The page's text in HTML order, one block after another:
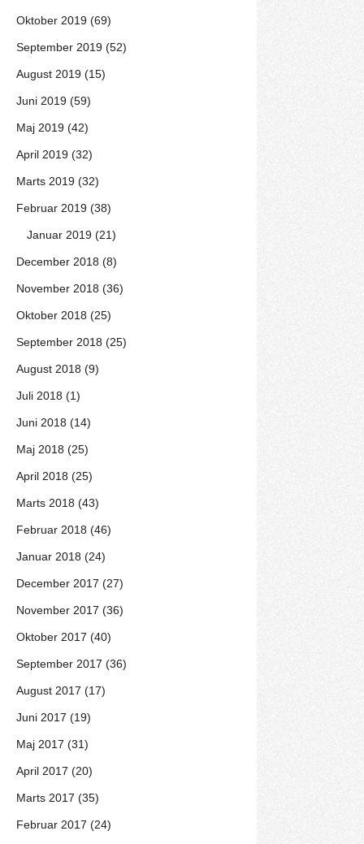
Oktober 2019 (69)
September 2019 (52)
August 2019 (15)
Juni 2019 (59)
Maj 2019 (42)
April 2019 (32)
Marts 2019 (32)
Februar 2019 (38)
Januar 2019 (21)
December 2018 (8)
November 2018 (36)
Oktober 2018 (25)
September 2018 (25)
August 2018 (9)
Juli 2018 (1)
Juni 2018 (14)
Maj 2018 (25)
April 2018 (25)
Marts 2018 (43)
Februar 2018 (46)
Januar 2018 (24)
December 2017 (27)
November 2017 (36)
Oktober 2017 (40)
September 2017 (36)
August 2017 (17)
Juni 2017 (19)
Maj 2017 (31)
April 2017 (20)
Marts 2017 (35)
Februar 2017 (24)